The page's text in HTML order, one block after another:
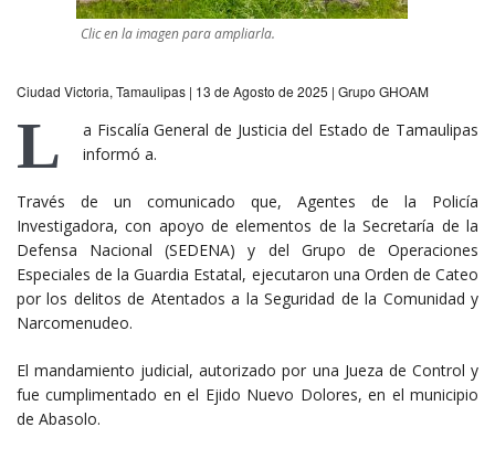
Clic en la imagen para ampliarla.
Ciudad Victoria, Tamaulipas | 13 de Agosto de 2025 | Grupo GHOAM
L
a Fiscalía General de Justicia del Estado de Tamaulipas
informó a.
Través de un comunicado que, Agentes de la Policía
Investigadora, con apoyo de elementos de la Secretaría de la
Defensa Nacional (SEDENA) y del Grupo de Operaciones
Especiales de la Guardia Estatal, ejecutaron una Orden de Cateo
por los delitos de Atentados a la Seguridad de la Comunidad y
Narcomenudeo.
El mandamiento judicial, autorizado por una Jueza de Control y
fue cumplimentado en el Ejido Nuevo Dolores, en el municipio
de Abasolo.